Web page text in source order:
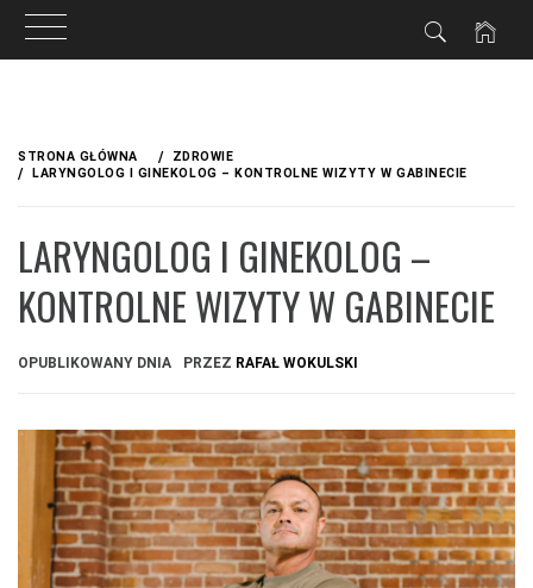
treściSTRONA GŁÓWNA
ZDROWIE
LARYNGOLOG I GINEKOLOG – KONTROLNE WIZYTY W GABINECIE
LARYNGOLOG I GINEKOLOG –
KONTROLNE WIZYTY W GABINECIE
OPUBLIKOWANY DNIA PRZEZ RAFAŁ WOKULSKI